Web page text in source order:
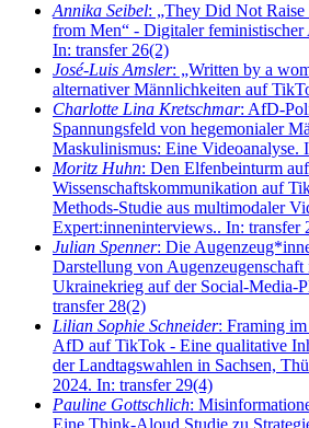
Annika Seibel: „They Did Not
from Men“ - Digitaler
In: transfer 26(2)
José-Luis Amsler: „Written by a
alternativer Männlichkeiten auf
Charlotte Lina Kretschmar: AfD-
Spannungsfeld von hegemonialer
Maskulinismus: Eine Videoanalyse.
Moritz Huhn: Den Elfenbeinturm
Wissenschaftskommunikation auf
Methods-Studie aus multimodaler
Expert:inneninterviews.. In: transfer
Julian Spenner: Die
Darstellung von
Ukrainekrieg auf der Social-Media-
transfer 28(2)
Lilian Sophie Schneider: Framing
AfD auf TikTok - Eine qualitative
der Landtagswahlen in Sachsen,
2024. In: transfer 29(4)
Pauline Gottschlich: